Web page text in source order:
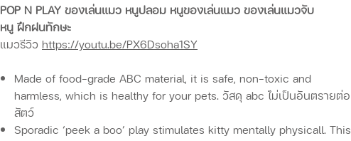
POP N PLAY ของเล่นแมว หนูปลอม หนูของเล่นแมว ของเล่นแมวจับ
หนู ฝึกฝนทักษะ
แมวรีวิว https://youtu.be/PX6Dsoha1SY
Made of food-grade ABC material, it is safe, non-toxic and
harmless, which is healthy for your pets. วัสดุ abc ไม่เป็นอันตรายต่อ
สัตว์
Sporadic ‘peek a boo’ play stimulates kitty mentally physicall. This